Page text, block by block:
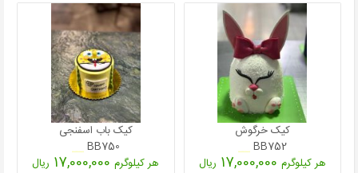
کیک خرگوش
BB752
هر کیلوگرم
ریال
کیک باب اسفنجی
BB750
هر کیلوگرم17,000,000 ریال